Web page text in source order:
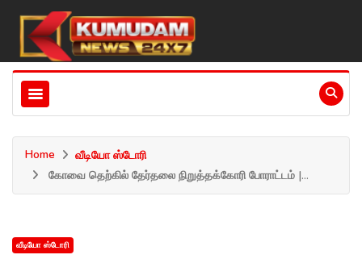
Home
வீடியோ ஸ்டோரி
கோவை தெற்கில் தேர்தலை நிறுத்தக்கோரி போராட்டம் |...
வீடியோ ஸ்டோரி